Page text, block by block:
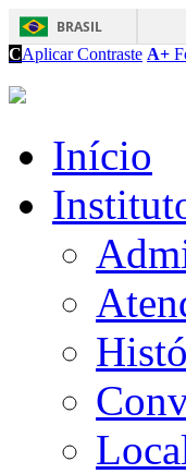
BRASIL
CAplicar Contraste A+
Início